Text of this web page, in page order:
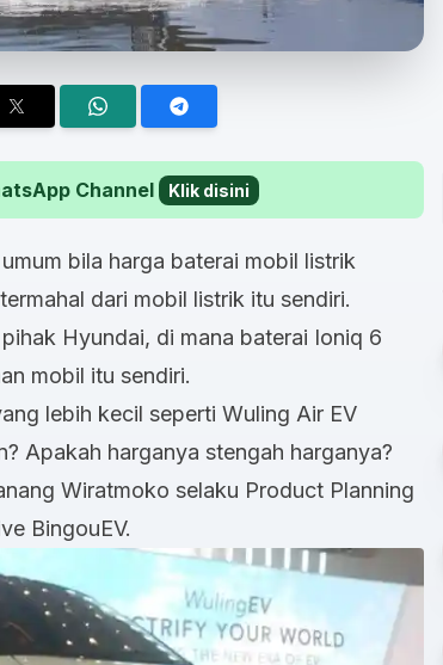
Channel Klik disini
bila harga baterai mobil listrik
dari mobil listrik itu sendiri.
Hyundai, di mana baterai Ioniq 6
mobil itu sendiri.
lebih kecil seperti Wuling Air EV
Apakah harganya stengah harganya?
Wiratmoko selaku Product Planning
BingouEV.